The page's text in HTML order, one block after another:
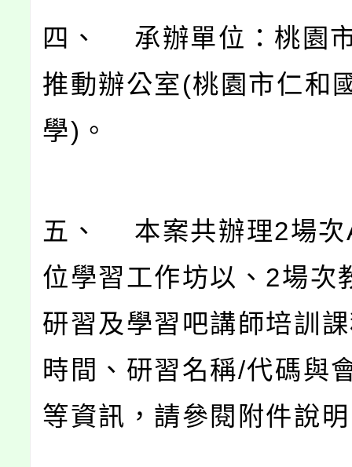
四、 承辦單位：桃園
推動辦公室(桃園市仁和
學)。
五、 本案共辦理2場次
位學習工作坊以、2場次
研習及學習吧講師培訓
時間、研習名稱/代碼與
等資訊，請參閱附件說